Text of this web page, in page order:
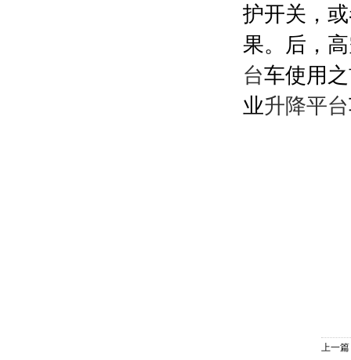
护开关，
果。后，
台车使用
业升降平台
上一